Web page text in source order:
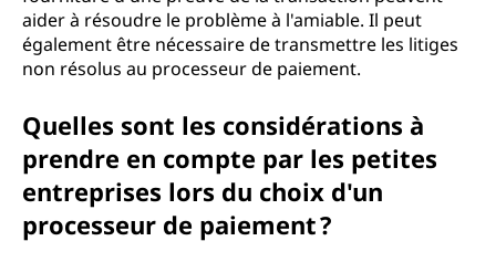
aider à résoudre le problème à l'amiable. Il peut
également être nécessaire de transmettre les litiges
non résolus au processeur de paiement.
Quelles sont les considérations à
prendre en compte par les petites
entreprises lors du choix d'un
processeur de paiement ?